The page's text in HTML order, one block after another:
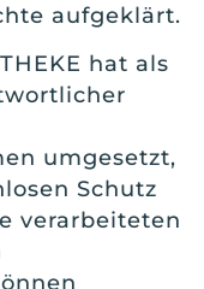
aufgeklärt.
hat als
umgesetzt,
Schutz
verarbeiteten